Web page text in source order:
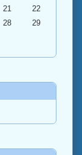
21
22
28
29